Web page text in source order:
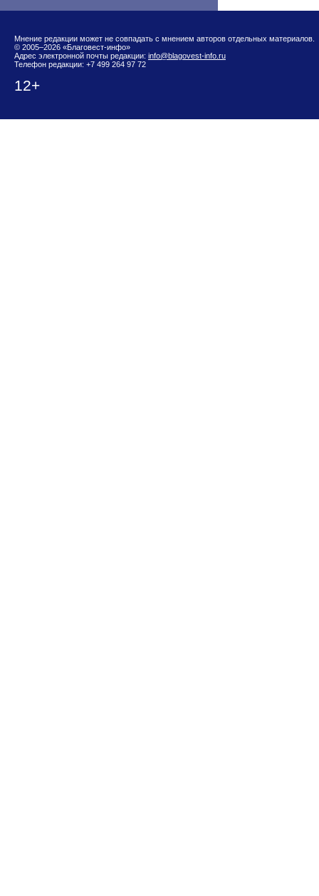
Мнение редакции может не совпадать с мнением авторов отдельных материалов.
© 2005–2026 «Благовест-инфо»
Адрес электронной почты редакции: info@blagovest-info.ru
Телефон редакции: +7 499 264 97 72
12+